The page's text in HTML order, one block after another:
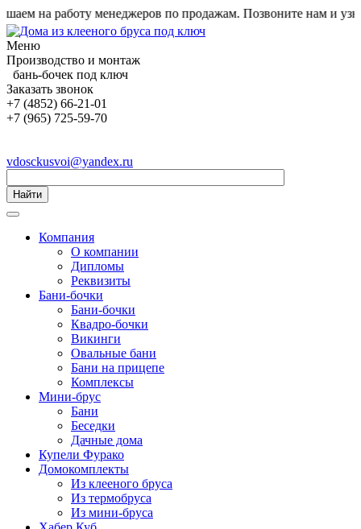
на работу менеджеров по продажам. Позвоните нам и
Меню
Производство и монтаж
бань-бочек под ключ
Заказать звонок
+7 (4852) 66-21-01
+7 (965) 725-59-70
vdosckusvoi@yandex.ru
Найти
Компания
О компании
Дипломы
Реквизиты
Бани-бочки
Бани-бочки
Квадро-бочки
Викинги
Овальные бани
Бани на прицепе
Комплексы
Мини-брус
Бани
Беседки
Дачные дома
Купели Фурако
Домокомплекты
Из клееного бруса
Из термобруса
Из мини-бруса